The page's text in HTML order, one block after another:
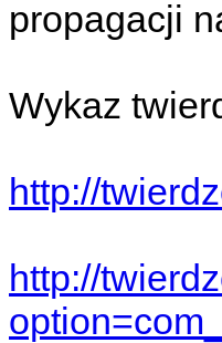
propagacji
Wykaz
http://
http://